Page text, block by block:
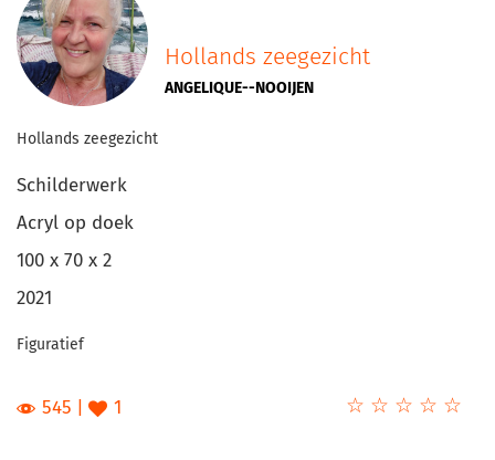
Hollands zeegezicht
ANGELIQUE--NOOIJEN
Hollands zeegezicht
Schilderwerk
Acryl op doek
100 x 70 x 2
2021
Figuratief
☆ ☆ ☆ ☆ ☆
★ ★ ★ ★ ★
545 1